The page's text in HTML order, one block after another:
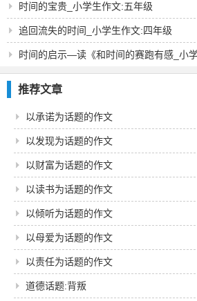
时间的宝贵_小学生作文:五年级
追回流失的时间_小学生作文:四年级
时间的启示―读《和时间的赛跑有感_小
推荐文章
以承诺为话题的作文
以发现为话题的作文
以财富为话题的作文
以读书为话题的作文
以倾听为话题的作文
以母爱为话题的作文
以责任为话题的作文
道德话题:背叛